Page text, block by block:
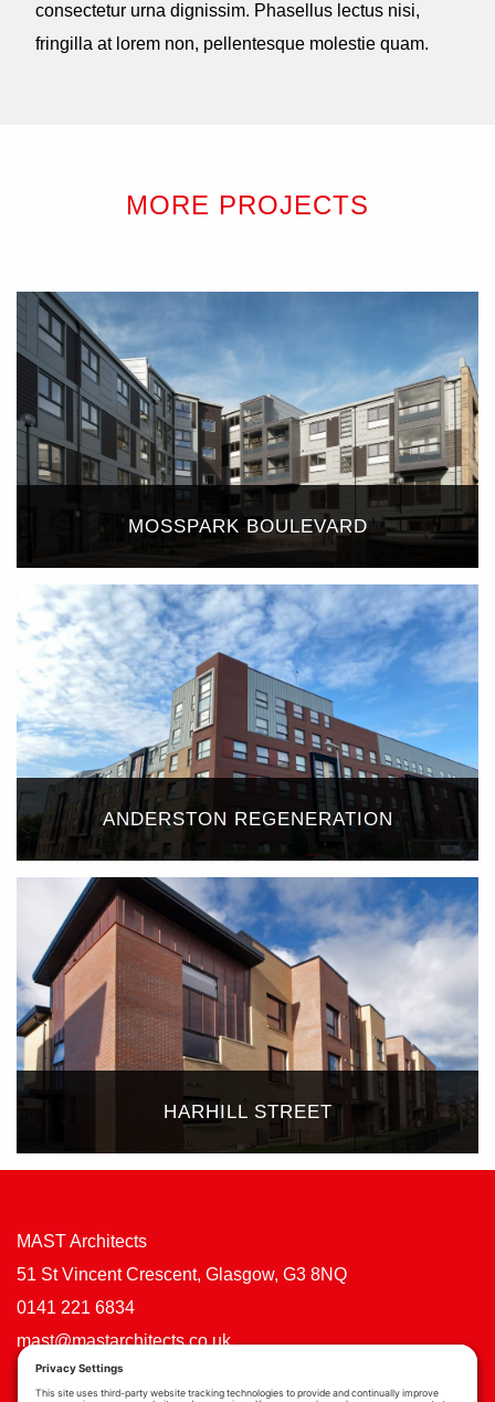
consectetur urna dignissim. Phasellus lectus nisi,
fringilla at lorem non, pellentesque molestie quam.
MORE PROJECTS
MOSSPARK BOULEVARD
ANDERSTON REGENERATION
HARHILL STREET
MAST Architects
51 St Vincent Crescent, Glasgow, G3 8NQ
0141 221 6834
mast@mastarchitects.co.uk